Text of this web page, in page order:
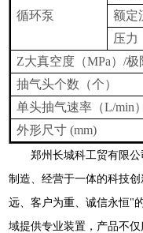
循环泵
额定
压力
Z大真空度（MPa）/极
抽气头个数（个）
单头抽气速率（L/min）
外形尺寸 (mm)
郑州长城科工贸有限
制造、经营于一体的科技
远、客户为重、诚信永恒"
域提供专业装置，产品不